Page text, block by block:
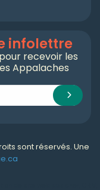
infolettre
recevoir les
Appalaches
sont réservés. Une